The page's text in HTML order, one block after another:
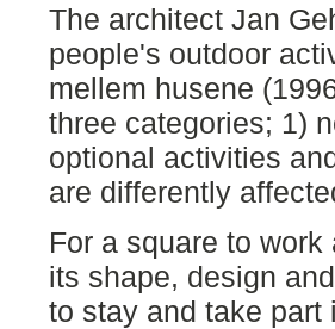
The architect Jan
people's outdoor
mellem husene
three categories; 1)
optional activities
are differently
For a square to
its shape, design
to stay and take